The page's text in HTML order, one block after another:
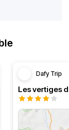
Dafy Trip
Les vertiges